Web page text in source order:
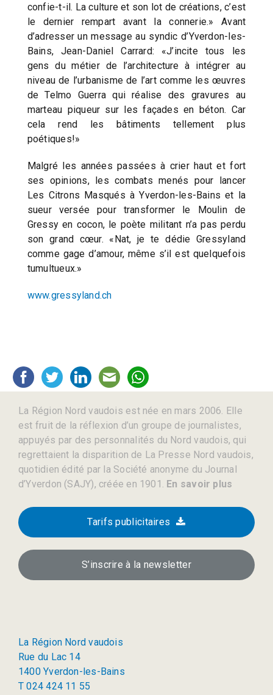
confie-t-il. La culture et son lot de créations, c’est
le dernier rempart avant la connerie.» Avant
d’adresser un message au syndic d’Yverdon-les-
Bains, Jean-Daniel Carrard: «J’incite tous les
gens du métier de l’architecture à intégrer au
niveau de l’urbanisme de l’art comme les œuvres
de Telmo Guerra qui réalise des gravures au
marteau piqueur sur les façades en béton. Car
cela rend les bâtiments tellement plus
poétiques!»
Malgré les années passées à crier haut et fort
ses opinions, les combats menés pour lancer
Les Citrons Masqués à Yverdon-les-Bains et la
sueur versée pour transformer le Moulin de
Gressy en cocon, le poète militant n’a pas perdu
son grand cœur. «Nat, je te dédie Gressyland
comme gage d’amour, même s’il est quelquefois
tumultueux.»
www.gressyland.ch
La Région Nord vaudois est née en mars 2006. Elle
est fruit de la réflexion d’un groupe de journalistes,
appuyés par des personnalités du Nord vaudois, qui
regrettaient la disparition de La Presse Nord vaudois,
quotidien édité par la Société anonyme du Journal
d’Yverdon (SAJY), créée en 1901. En savoir plus
Tarifs publicitaires
S’inscrire à la newsletter
La Région Nord vaudois
Rue du Lac 14
1400 Yverdon-les-Bains
T 024 424 11 55